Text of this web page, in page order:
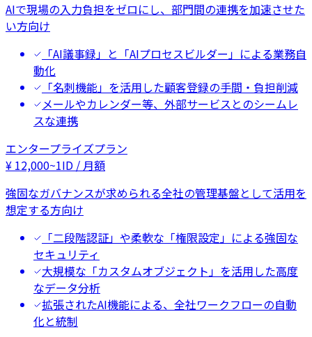
AIで現場の入力負担をゼロにし、部門間の連携を加速させた
い方向け
「AI議事録」と「AIプロセスビルダー」による業務自
動化
「名刺機能」を活用した顧客登録の手間・負担削減
メールやカレンダー等、外部サービスとのシームレ
スな連携
エンタープライズプラン
¥ 12,000~1ID / 月額
強固なガバナンスが求められる全社の管理基盤として活用を
想定する方向け
「二段階認証」や柔軟な「権限設定」による強固な
セキュリティ
大規模な「カスタムオブジェクト」を活用した高度
なデータ分析
拡張されたAI機能による、全社ワークフローの自動
化と統制